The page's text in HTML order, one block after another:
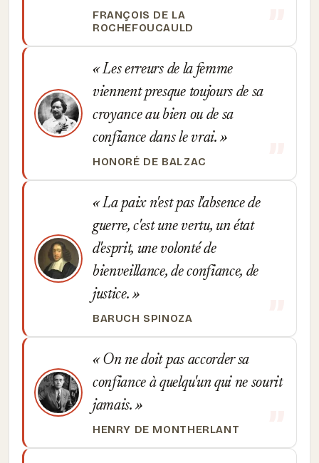
FRANÇOIS DE LA
ROCHEFOUCAULD
Les erreurs de la femme
viennent presque toujours de sa
croyance au bien ou de sa
confiance dans le vrai.
HONORÉ DE BALZAC
La paix n'est pas l'absence de
guerre, c'est une vertu, un état
d'esprit, une volonté de
bienveillance, de confiance, de
justice.
BARUCH SPINOZA
On ne doit pas accorder sa
confiance à quelqu'un qui ne sourit
jamais.
HENRY DE MONTHERLANT